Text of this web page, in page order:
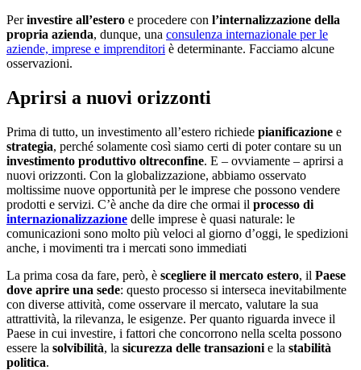
Perinvestire all’estero e procedere con l’internalizzazione della
propria azienda, dunque, una consulenza internazionale per le
aziende, imprese e imprenditori è determinante. Facciamo alcune
osservazioni.
Aprirsi a nuovi orizzonti
Prima di tutto, un investimento all’estero richiede pianificazione e
strategia, perché solamente così siamo certi di poter contare su un
investimento produttivo oltreconfine. E – ovviamente – aprirsi a
nuovi orizzonti. Con la globalizzazione, abbiamo osservato
moltissime nuove opportunità per le imprese che possono vendere
prodotti e servizi. C’è anche da dire che ormai il processo di
internazionalizzazione delle imprese è quasi naturale: le
comunicazioni sono molto più veloci al giorno d’oggi, le spedizioni
anche, i movimenti tra i mercati sono immediati
La prima cosa da fare, però, è scegliere il mercato estero, il Paese
dove aprire una sede: questo processo si interseca inevitabilmente
con diverse attività, come osservare il mercato, valutare la sua
attrattività, la rilevanza, le esigenze. Per quanto riguarda invece il
Paese in cui investire, i fattori che concorrono nella scelta possono
essere la solvibilità, la sicurezza delle transazioni e la stabilità
politica.